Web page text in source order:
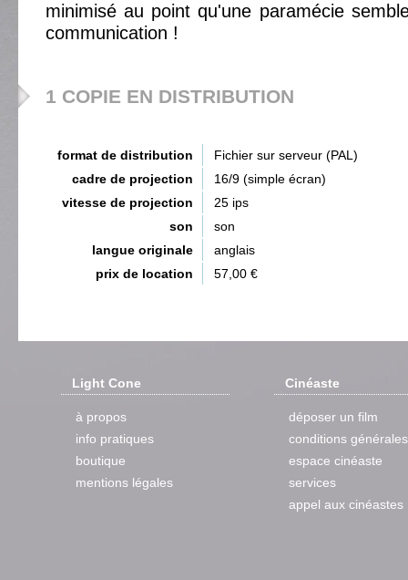
minimisé au point qu'une paramécie
communication !
1 COPIE EN DISTRIBUTION
format de distribution
Fichier sur serveur (PAL)
cadre de projection
16/9 (simple écran)
vitesse de projection
25 ips
son
son
langue originale
anglais
prix de location
57,00 €
Light Cone
à propos
info pratiques
boutique
mentions légales
Cinéaste
déposer un film
conditions générales
espace cinéaste
services
appel aux cinéastes